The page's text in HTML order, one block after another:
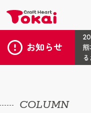
お知らせ
COLUMN